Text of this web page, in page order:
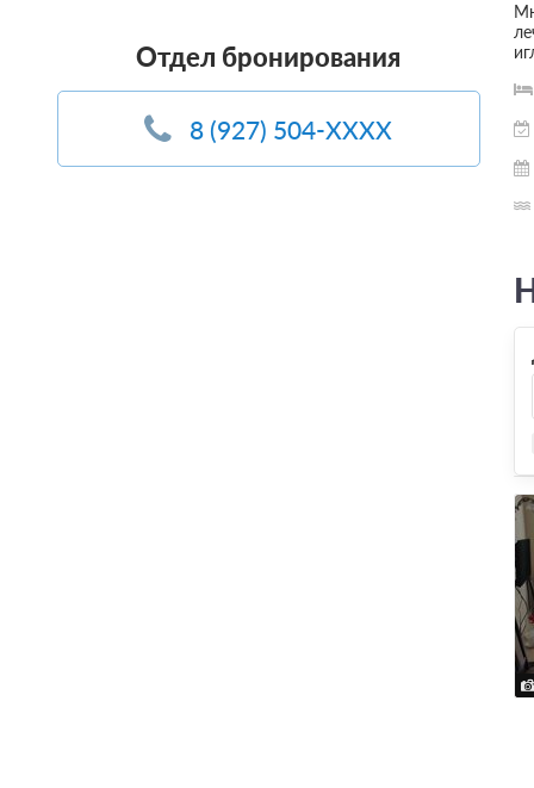
Отдел бронирования
8 (927) 504-XXXX